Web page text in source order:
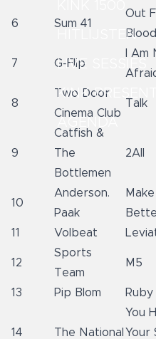
HITLIJSTEN
LIVE SESSIES
KINK
6 Sum 41
Out
Blood
7 G-Flip
I Am
8
Two Door
Cinema Club
Talk
9
Catfish &
The
Bottlemen
2All
10
Anderson.
Paak
11 Volbeat
12
Sports
Team
M5
13 Pip Blom Ruby
14 The National
You
Your